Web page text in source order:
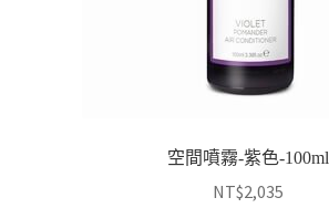
空間噴霧-紫色-100ml
NT$2,035